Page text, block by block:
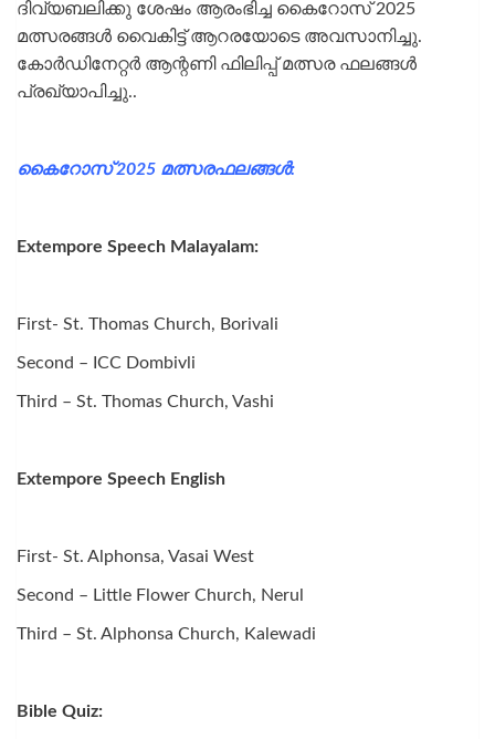
ദിവ്യബലിക്കു ശേഷം ആരംഭിച്ച കൈറോസ് 2025
മത്സരങ്ങൾ വൈകിട്ട് ആറരയോടെ അവസാനിച്ചു.
കോർഡിനേറ്റർ ആന്റണി ഫിലിപ്പ് മത്സര ഫലങ്ങൾ
പ്രഖ്യാപിച്ചു..
കൈറോസ് 2025 മത്സരഫലങ്ങൾ:
Extempore Speech Malayalam:
First- St. Thomas Church, Borivali
Second – ICC Dombivli
Third – St. Thomas Church, Vashi
Extempore Speech English
First- St. Alphonsa, Vasai West
Second – Little Flower Church, Nerul
Third – St. Alphonsa Church, Kalewadi
Bible Quiz: